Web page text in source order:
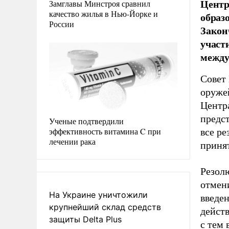
Замглавы Минстроя сравнил
качество жилья в Нью-Йорке и
России
Ученые подтвердили
эффективность витамина C при
лечении рака
На Украине уничтожили
крупнейший склад средств
защиты Delta Plus
все
с тем